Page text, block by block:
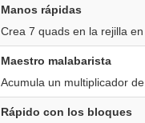
Manos rápidas
Crea 7 quads en la rejilla
Maestro malabarista
Acumula un multiplicador
Rápido con los bloques